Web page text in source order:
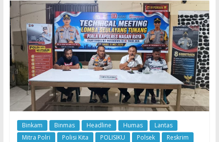
Binkam Binmas Headline Humas
Lantas
Mitra Polri
Polisi Kita POLISIKU Polsek
Reskrim